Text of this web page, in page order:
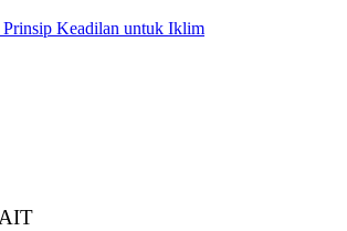
Prinsip Keadilan untuk Iklim